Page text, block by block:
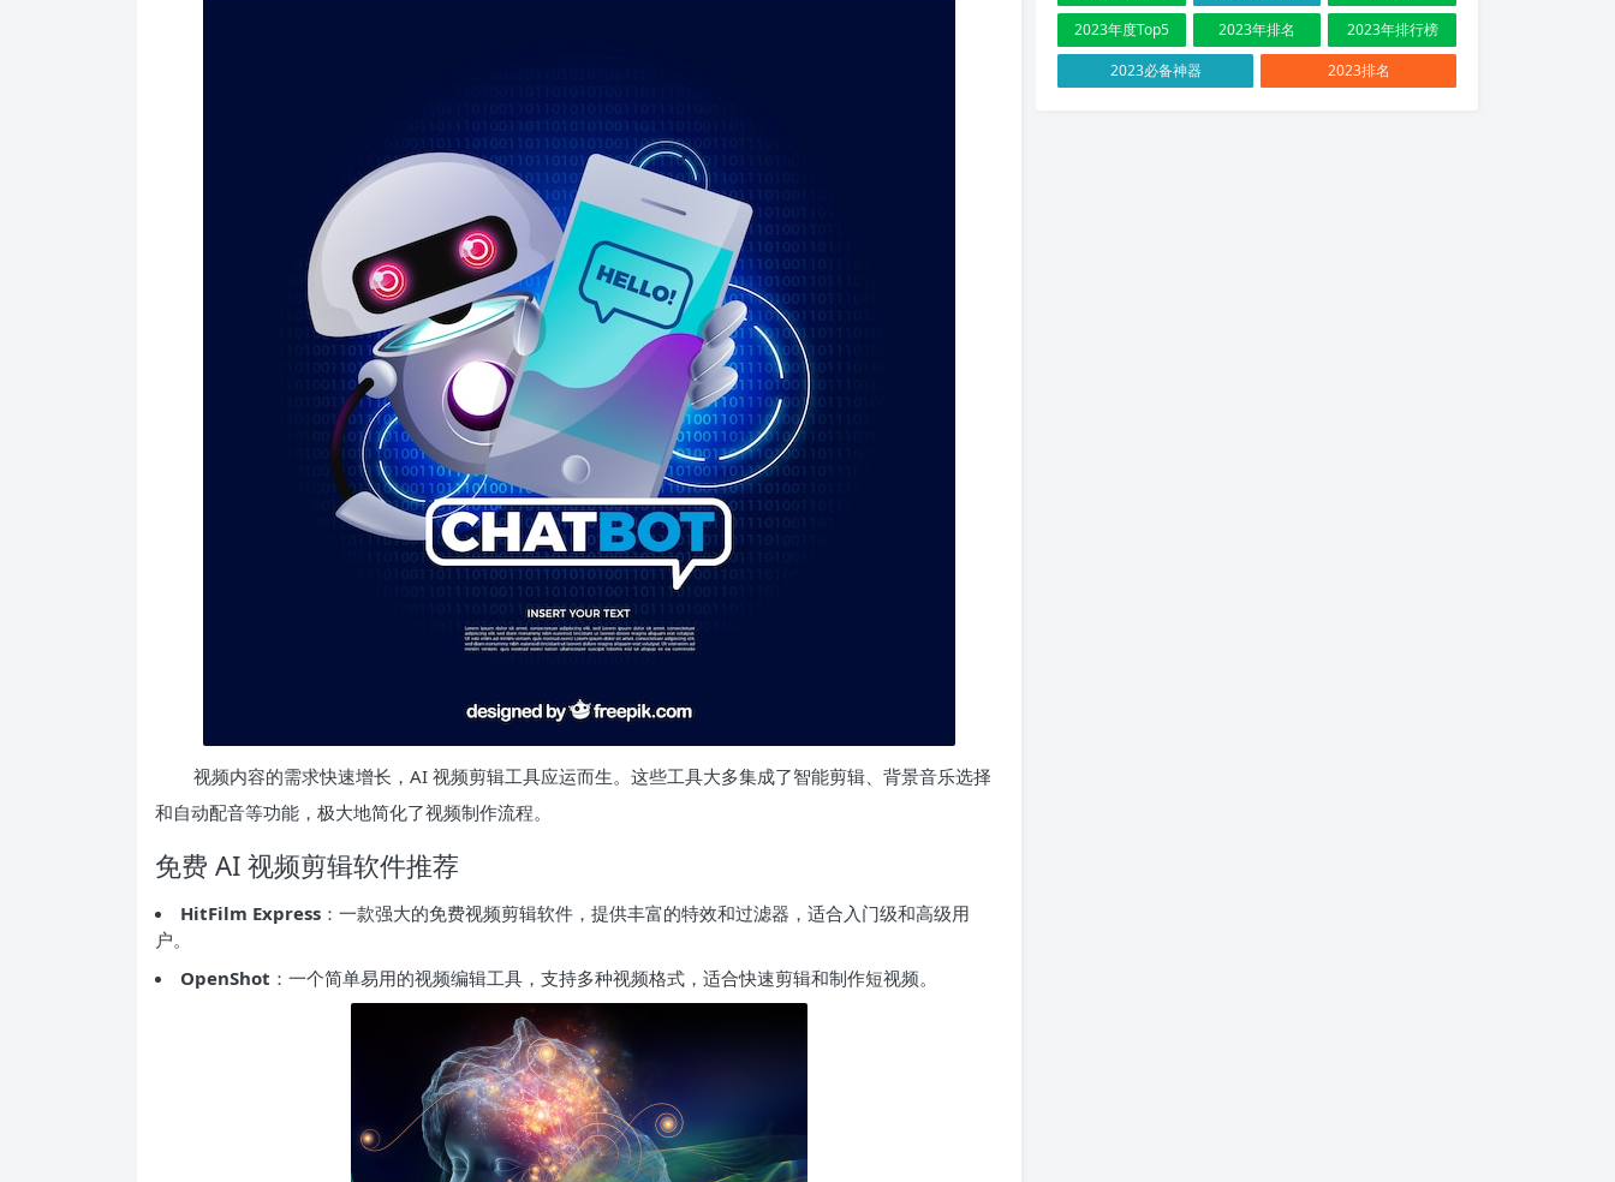
视频内容的需求快速增长，AI 视频剪辑工具应运而生。这些工具大多集成了智能剪辑、背景音乐选择
和自动配音等功能，极大地简化了视频制作流程。
免费 AI 视频剪辑软件推荐
HitFilm Express ：一款强大的免费视频剪辑软件，提供丰富的特效和过滤器，适合入门级和高级用
户。
OpenShot ：一个简单易用的视频编辑工具，支持多种视频格式，适合快速剪辑和制作短视频。
2023年度Top5
2023年排名
2023年排行榜
2023必备神器
2023排名